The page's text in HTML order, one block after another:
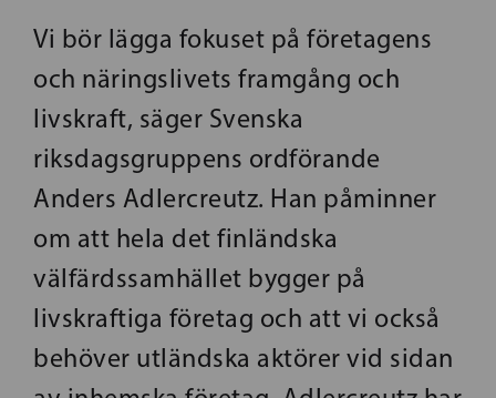
Vi bör lägga fokuset på företagens
och näringslivets framgång och
livskraft, säger Svenska
riksdagsgruppens ordförande
Anders Adlercreutz. Han påminner
om att hela det finländska
välfärdssamhället bygger på
livskraftiga företag och att vi också
behöver utländska aktörer vid sidan